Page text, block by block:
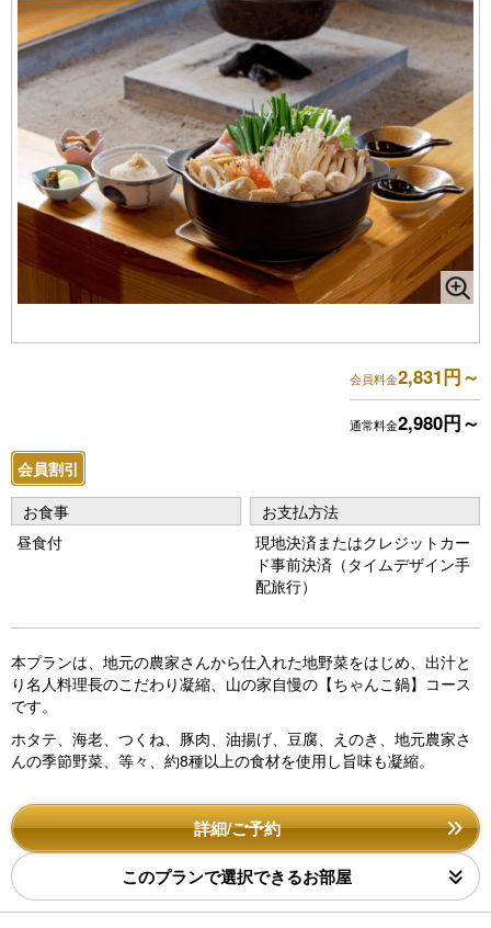
会員料金2,831円～
通常料金2,980円～
会員割引
お食事
昼食付
お支払方法
現地決済またはクレジットカー
ド事前決済（タイムデザイン手
配旅行）
本プランは、地元の農家さんから仕入れた地野菜をはじめ、出汁と
り名人料理長のこだわり凝縮、山の家自慢の【ちゃんこ鍋】コース
です。
ホタテ、海老、つくね、豚肉、油揚げ、豆腐、えのき、地元農家さ
んの季節野菜、等々、約8種以上の食材を使用し旨味も凝縮。
詳細/ご予約
このプランで選択できるお部屋